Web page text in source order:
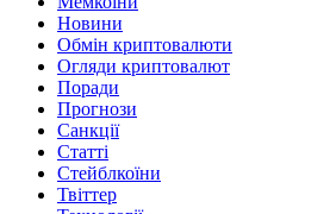
Новини
Обмін криптовалюти
Огляди криптовалют
Поради
Прогнози
Санкції
Статті
Стейблкоїни
Твіттер